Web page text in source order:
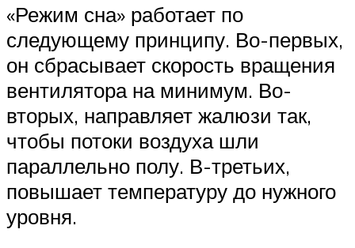
«Режим сна» работает по
следующему принципу. Во-первых,
он сбрасывает скорость вращения
вентилятора на минимум. Во-
вторых, направляет жалюзи так,
чтобы потоки воздуха шли
параллельно полу. В-третьих,
повышает температуру до нужного
уровня.